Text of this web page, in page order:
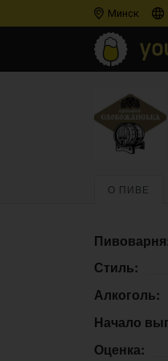
Минск
О ПИВЕ
Стиль:
Алкоголь:
Начало
Оценка: